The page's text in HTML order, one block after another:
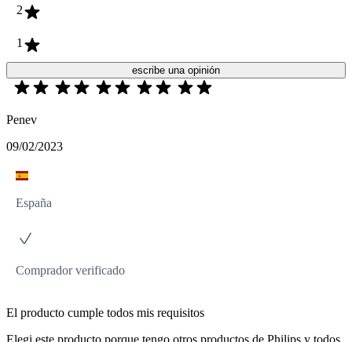
2
1
escribe una opinión
Penev
09/02/2023
España
Comprador verificado
El producto cumple todos mis requisitos
Elegi este producto porque tengo otros productos de Philips y todos